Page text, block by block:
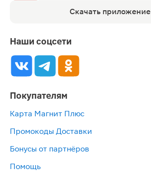
Скачать приложение
Наши соцсети
Покупателям
Карта Магнит Плюс
Промокоды Доставки
Бонусы от партнёров
Помощь